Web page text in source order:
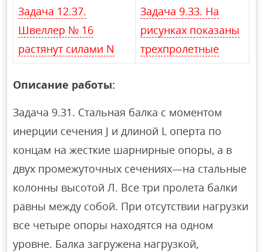
Задача 12.37.
Швеллер № 16
растянут силами N
Задача 9.33. На
рисунках показаны
трехпролетные
Описание работы:
Задача 9.31. Стальная балка с моментом
инерции сечения J и длиной L оперта по
концам на жесткие шарнирные опоры, а в
двух промежуточных сечениях—на стальные
колонны высотой Л. Все три пролета балки
равны между собой. При отсутствии нагрузки
все четыре опоры находятся на одном
уровне. Балка загружена нагрузкой,